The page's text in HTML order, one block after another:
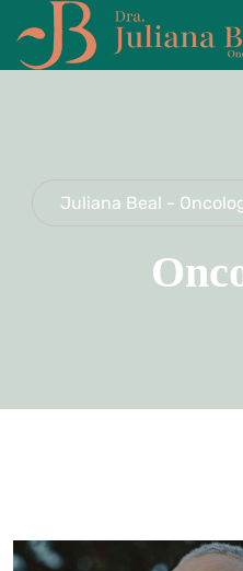
Juliana Beal -